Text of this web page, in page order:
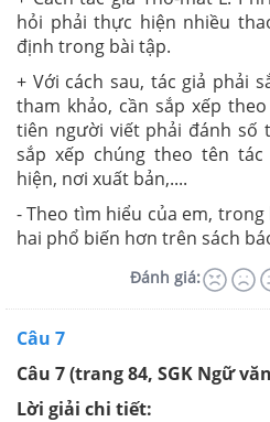
hỏi phải thực hiện nhiều
định trong bài tập.
+ Với cách sau, tác giả phải
tham khảo, cần sắp xếp
tiên người viết phải đánh số
sắp xếp chúng theo tên
hiện, nơi xuất bản,....
- Theo tìm hiểu của em,
hai phổ biến hơn trên sách
Đánh giá:
Câu 7
Câu 7 (trang 84, SGK Ngữ
Lời giải chi tiết: